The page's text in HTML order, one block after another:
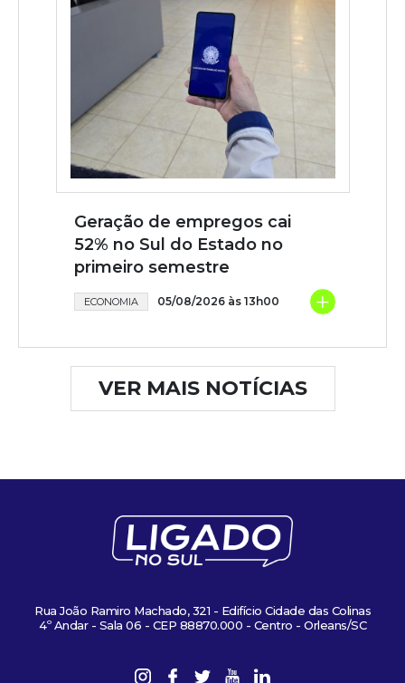
Geração de empregos cai
52% no Sul do Estado no
primeiro semestre
ECONOMIA 05/08/2026 às 13h00 +
VER MAIS NOTÍCIAS
Rua João Ramiro Machado, 321 - Edifício Cidade das Colinas
4º Andar - Sala 06 - CEP 88870.000 - Centro - Orleans/SC